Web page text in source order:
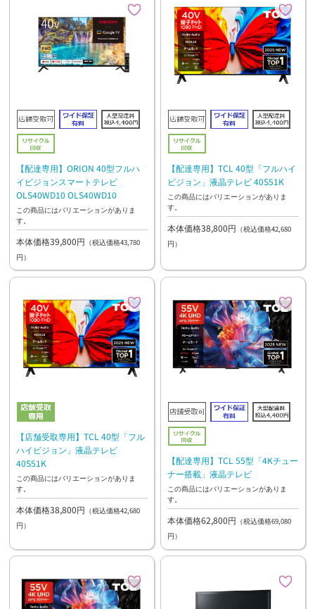
【配達専用】ORION 40型フルハ
イビジョンスマートテレビ
OLS40WD10 OLS40WD10
この商品にはバリエーションがありま
す。
本体価格39,800円 （税込価格43,780
円）
【配達専用】TCL 40型「フルハイ
ビジョン」液晶テレビ 40S51K
この商品にはバリエーションがありま
す。
本体価格38,800円 （税込価格42,680
円）
【店舗受取専用】TCL 40型「フル
ハイビジョン」液晶テレビ
40S51K
この商品にはバリエーションがありま
す。
本体価格38,800円 （税込価格42,680
円）
【配達専用】TCL 55型「4Kチュー
ナー搭載」液晶テレビ
この商品にはバリエーションがありま
す。
本体価格62,800円 （税込価格69,080
円）